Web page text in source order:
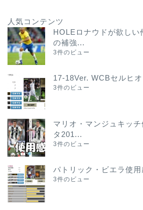
人気コンテンツ
HOLEロナウドが欲しい
の補強...
3件のビュー
17-18Ver. WCBセルヒ
3件のビュー
マリオ・マンジュキッ
タ201...
3件のビュー
パトリック・ビエラ使
3件のビュー